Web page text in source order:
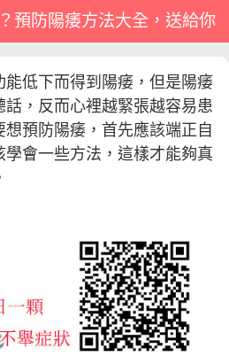
預防陽痿方法大全，送給你
低下而得到陽痿，但是陽痿
，反而心裡越緊張越容易患
預防陽痿，首先應該端正自
學會一些方法，這樣才能夠真